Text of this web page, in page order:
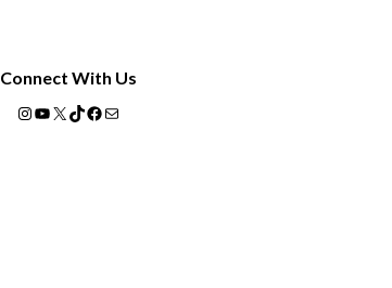
Connect With Us
Instagram
YouTube
X TikTok
Facebook
Mail